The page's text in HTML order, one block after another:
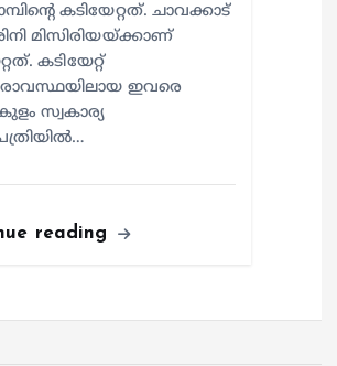
കടിയേറ്റത്. ചാവക്കാട്
മിസിരിയയ്ക്കാണ്
കടിയേറ്റ്
ഇവരെ
സ്വകാര്യ
reading